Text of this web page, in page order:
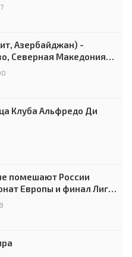
Азербайджан) -
Северная Македония) -
Клуба Альфредо Ди
помешают России
Европы и финал Лиги